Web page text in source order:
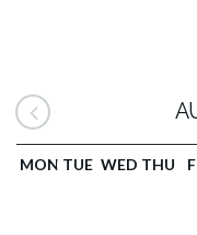
MON TUE WED THU